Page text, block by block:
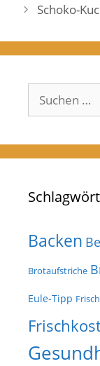
Schoko-
Suchen
nach:
Backen
Brotaufstriche
Eule-Tipp